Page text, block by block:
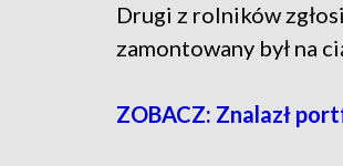
Drugi z rolników
zamontowany był na
ZOBACZ: Znalazł